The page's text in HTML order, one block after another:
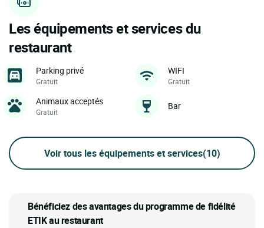
Les équipements et services du
restaurant
Parking privé
Gratuit
WIFI
Gratuit
Animaux acceptés
Gratuit
Bar
Voir tous les équipements et services(10)
Bénéficiez des avantages du programme de fidélité
ETIK au restaurant